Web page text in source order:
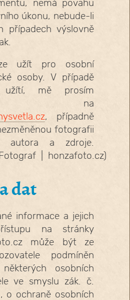
nemá povahu
úkonu, nebude-li
případech výslovně
užít pro osobní
osoby. V případě
užítí, mě prosím
na
, případně
fotografii
autora a zdroje.
| honzafoto.cz)
dat
informace a jejich
na stránky
může být ze
podmíněn
osobních
ve smyslu zák. č.
o ochraně osobních